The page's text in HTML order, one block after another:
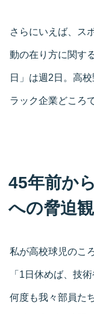
さらにいえば、ス
動の在り方に関す
日」は週2日。高
ラック企業どころ
45年前か
への脅迫
私が高校球児のこ
「1日休めば、技
何度も我々部員た